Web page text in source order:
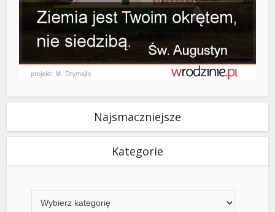
Najsmaczniejsze
Kategorie